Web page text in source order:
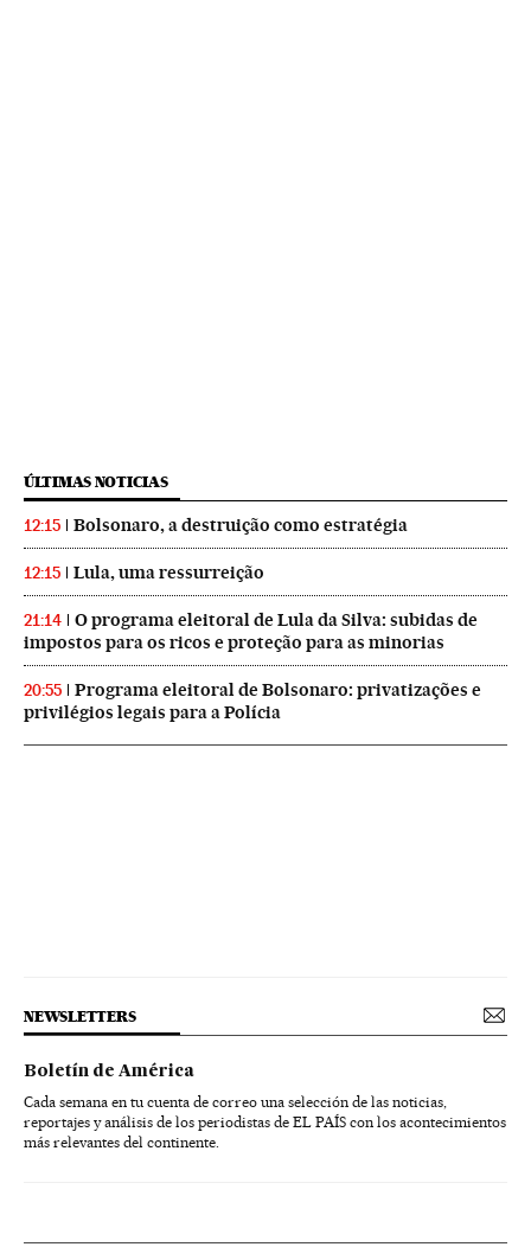
ÚLTIMAS NOTICIAS
12:15 Bolsonaro, a destruição como estratégia
12:15 Lula, uma ressurreição
21:14
O programa eleitoral de Lula da Silva: subidas de
impostos para os ricos e proteção para as minorias
20:55
Programa eleitoral de Bolsonaro: privatizações e
privilégios legais para a Polícia
NEWSLETTERS
Boletín de América
Cada semana en tu cuenta de correo una selección de las noticias,
reportajes y análisis de los periodistas de EL PAÍS con los acontecimientos
más relevantes del continente.